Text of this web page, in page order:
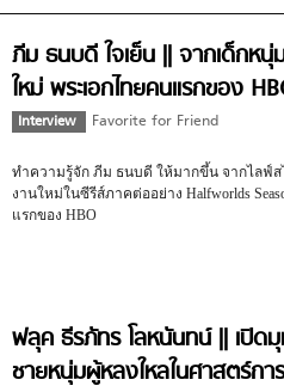
ภีม ธนบดี ใจเย็น || จากเด็กห
ใหม่ พระเอกไทยคนแรกของ
Interview Favorite for Friend
ทำความรู้จัก ภีม ธนบดี ให้มากขึ้น จากไลฟ์
งานใหม่ในซีรีส์ภาคต่ออย่าง Halfworlds
แรกของ HBO
ฟลุค ธีรภัทร โลหนันทน์ || เปิดมุ
ชายหนุ่มผู้หลงใหลในศาสตร์กา